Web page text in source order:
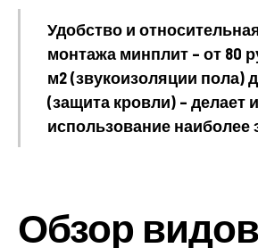
Удобство и
монтажа минплит – от 80
м2 (звукоизоляции пола)
(защита кровли) – делает
использование
Обзор